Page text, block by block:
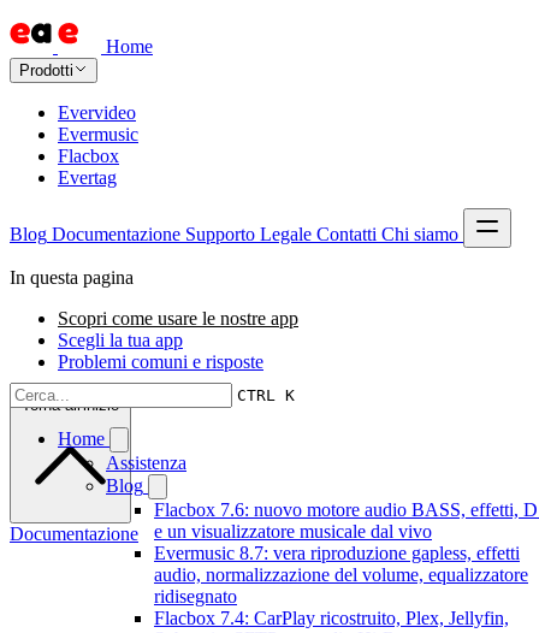
Home
Prodotti
Evervideo
Evermusic
Flacbox
Evertag
Blog Documentazione Supporto Legale Contatti Chi siamo
CTRL K
Home
Assistenza
Blog
Flacbox 7.6: nuovo motore audio BASS, effetti,
e un visualizzatore musicale dal vivo
Evermusic 8.7: vera riproduzione gapless, effetti
audio, normalizzazione del volume, equalizzatore
ridisegnato
Flacbox 7.4: CarPlay ricostruito, Plex, Jellyfin,
In questa pagina
Scopri come usare le nostre app
Scegli la tua app
Problemi comuni e risposte
Torna all'inizio
Documentazione